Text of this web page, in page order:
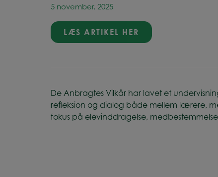
5 november, 2025
LÆS ARTIKEL HER
De Anbragtes Vilkår har lavet et
refleksion og dialog både mellem lærere,
fokus på elevinddragelse,